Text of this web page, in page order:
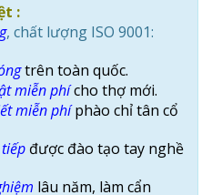
:
, chất lượng ISO 9001:
trên toàn quốc.
miễn phícho thợ mới.
miễn phíphào chỉ tân cổ
được đào tạo tay nghề
lâu năm, làm cẩn